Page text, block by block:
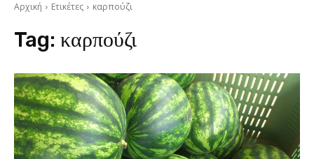
Αρχική Ετικέτες καρπούζι
Tag: καρπούζι